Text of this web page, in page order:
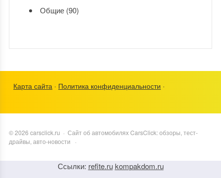
Общие(90)
Карта сайта · Политика конфиденциальности ·
©2026 carsclick.ru · Сайт об автомобилях CarsClick: обзоры, тест-
драйвы, авто-новости
·
Ссылки: refite.ru kompakdom.ru